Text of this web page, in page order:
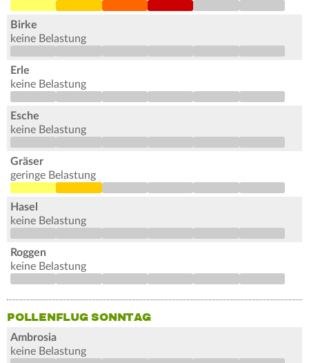
Birke
keine Belastung
Erle
keine Belastung
Esche
keine Belastung
Gräser
geringe Belastung
Hasel
keine Belastung
Roggen
keine Belastung
POLLENFLUG SONNTAG
Ambrosia
keine Belastung